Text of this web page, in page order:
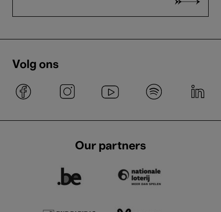
Volg ons
Our partners